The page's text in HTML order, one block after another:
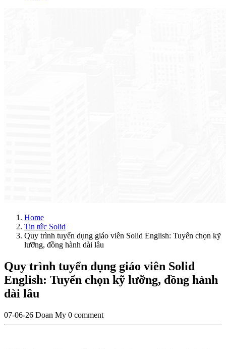
Home
Tin tức Solid
Quy trình tuyển dụng giáo viên Solid English: Tuyển chọn kỹ
lưỡng, đồng hành dài lâu
Quy trình tuyển dụng giáo viên Solid
English: Tuyển chọn kỹ lưỡng, đồng hành
dài lâu
07-06-26 Doan My 0 comment